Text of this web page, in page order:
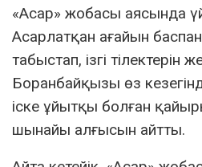
«Асар» жобасы аясында
Асарлатқан ағайын баспана
табыстап, ізгі тілектерін
Боранбайқызы өз
іске ұйытқы болған
шынайы алғысын айтты.